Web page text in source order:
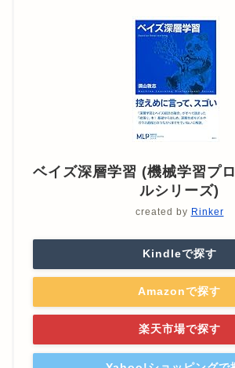
ベイズ深層学習 (機械学習プ
ルシリーズ)
created by Rinker
Kindleで探す
Amazonで探す
楽天市場で探す